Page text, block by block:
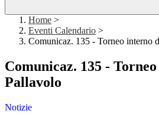
Home >
Eventi Calendario >
Comunicaz. 135 - Torneo interno
Comunicaz. 135 -
Pallavolo
Notizie